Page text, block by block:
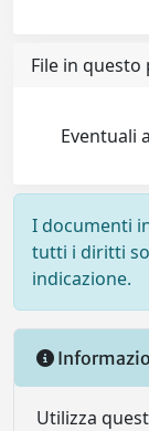
File in
Eventuali
I documenti
tutti i diritti
indicazione.
Utilizza